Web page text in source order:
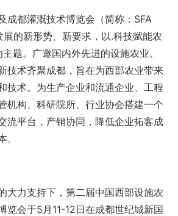
成都灌溉技术博览会（简称：SFA
展的新形势、新要求，以.科技赋能农
题。广邀国内外先进的设施农业、
技术齐聚成都，旨在为西部农业带来
技术。为生产企业和流通企业、工程
机构、科研院所、行业协会搭建一个
流平台，产销协同，降低企业拓客成
大力支持下，第二届中国西部设施农
览会于5月11-12日在成都世纪城新国